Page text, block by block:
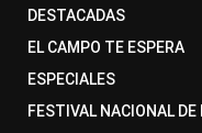
DESTACADAS
EL CAMPO TE ESPERA
ESPECIALES
FESTIVAL NACIONAL